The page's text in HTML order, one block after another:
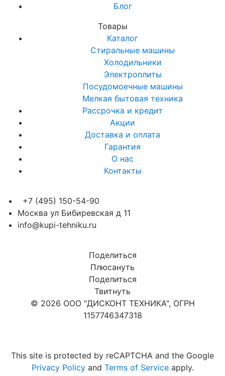
Блог
Товары
Каталог
Стиральные машины
Холодильники
Электроплиты
Посудомоечные машины
Мелкая бытовая техника
Рассрочка и кредит
Акции
Доставка и оплата
Гарантия
О нас
Контакты
+7 (495) 150-54-90
Москва ул Бибиревская д 11
info@kupi-tehniku.ru
Поделиться
Плюсануть
Поделиться
Твитнуть
© 2026 ООО "ДИСКОНТ ТЕХНИКА", ОГРН
1157746347318
This site is protected by reCAPTCHA and the Google
Privacy Policyand Terms of Serviceapply.